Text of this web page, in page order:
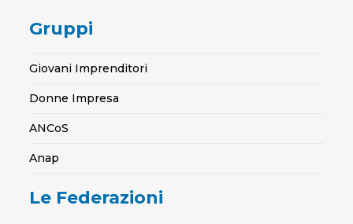
Gruppi
Giovani Imprenditori
Donne Impresa
ANCoS
Anap
Le Federazioni